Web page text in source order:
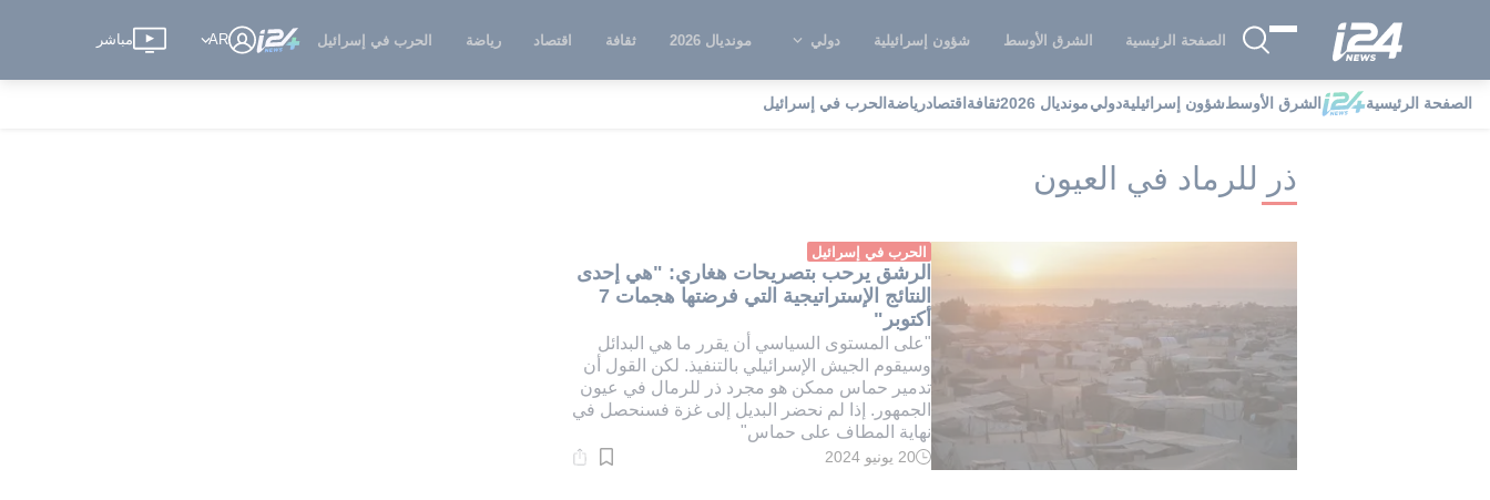
الصفحة الرئيسية الشرق الأوسط شؤون إسرائيلية دولي مونديال 2026 ثقافة اقتصاد رياضة الحرب في إسرائيل AR مباشر
الصفحة الرئيسية الشرق الأوسطشؤون إسرائيليةدوليمونديال 2026 ثقافة اقتصادرياضة الحرب في إسرائيل i24NEWS i24NEWS فهرس علامات ذر للرماد في العيون
ذر للرماد في العيون
الحرب في إسرائيل
الرشق يرحب بتصريحات هغاري: "هي إحدى
النتائج الإستراتيجية التي فرضتها هجمات 7
أكتوبر"
"على المستوى السياسي أن يقرر ما هي البدائل
وسيقوم الجيش الإسرائيلي بالتنفيذ. لكن القول أن
تدمير حماس ممكن هو مجرد ذر للرمال في عيون
الجمهور. إذا لم نحضر البديل إلى غزة فسنحصل في
نهاية المطاف على حماس"
وقت
20 يونيو 2024